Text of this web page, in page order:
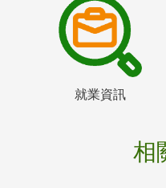
就業資訊
相